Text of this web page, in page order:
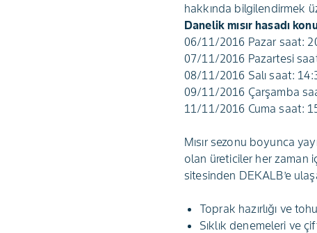
hakkında bilgilendirmek
Danelik mısır hasadı
06/11/2016 Pazar saat:
07/11/2016 Pazartesi
08/11/2016 Salı saat:
09/11/2016 Çarşamba
11/11/2016 Cuma saat:
Mısır sezonu boyunca
olan üreticiler her zaman
sitesinden DEKALB’e
Toprak hazırlığı ve
Sıklık denemeleri ve